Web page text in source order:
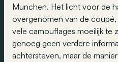
Munchen. Het licht voor de
overgenomen van de
vele camouflages moeilijk te
genoeg geen verdere
achtersteven, maar de